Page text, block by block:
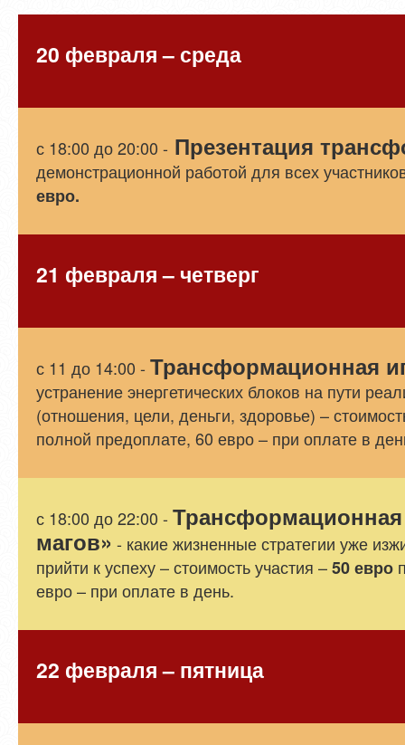
20 февраля – среда
с 18:00 до 20:00 - Презентация
демонстрационной работой для всех
евро.
21 февраля – четверг
с 11 до 14:00 -Трансформационная
устранение энергетических блоков на пути
(отношения, цели, деньги, здоровье) –
полной предоплате, 60 евро – при оплате в
с 18:00 до 22:00 -
магов» - какие жизненные стратегии уже
прийти к успеху – стоимость участия –50 евро
евро – при оплате в день.
22 февраля – пятница